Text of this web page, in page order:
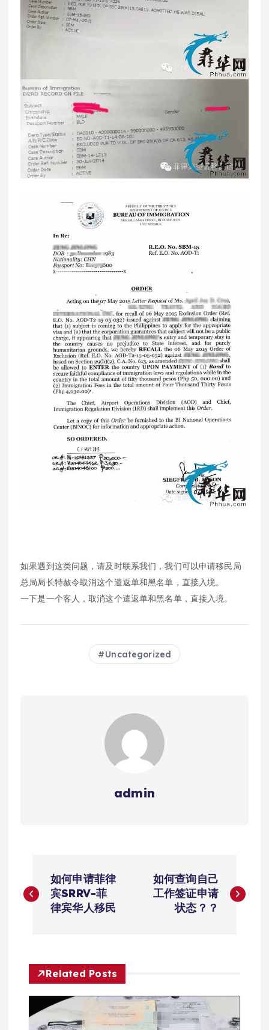
如果遇到这类问题，请及时联系我们，我们可以申请移民局
总局局长特赦令取消这个遣返单和黑名单，直接入境。
一下是一个客人，取消这个遣返单和黑名单，直接入境。
Uncategorized
admin
章
航
如何申请菲律
宾SRRV-菲
律宾华人移民
如何查询自己
工作签证申请
状态？？
Related Posts